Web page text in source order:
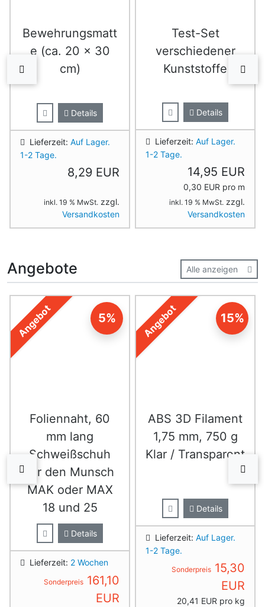
Bewehrungsmatt
e (ca. 20 x 30
cm)
Details
Lieferzeit: Auf Lager.
1-2 Tage.
8,29 EUR
inkl. 19 % MwSt. zzgl.
Versandkosten
Test-Set
verschiedener
Kunststoffe
Details
Lieferzeit: Auf Lager.
1-2 Tage.
14,95 EUR
0,30 EUR pro m
inkl. 19 % MwSt. zzgl.
Versandkosten
Angebote Alle anzeigen
Es folgt ein Produktslider - navigieren Sie mit der Tab-
zurück
Angebot
Foliennaht, 60
mm lang
Schweißschuh
für den Munsch
MAK oder MAX
18 und 25
Details
Lieferzeit: 2 Wochen
Sonderpreis 161,10
EUR
5% Angebot
ABS 3D Filament
1,75 mm, 750 g
Klar / Transparent
Details
Lieferzeit: Auf Lager.
1-2 Tage.
Sonderpreis 15,30
EUR
15%
20,41 EUR pro kg